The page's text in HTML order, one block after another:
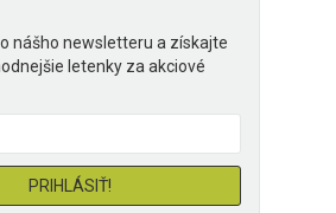
nášho newsletteru a získajte
letenky za akciové